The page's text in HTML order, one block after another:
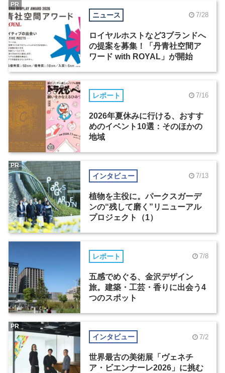
ニュース 7/28
ロイヤルホストなど3ブランドへ
の提案を募集！「丹青社空間ア
ワード with ROYAL」が開始
PR
レポート 7/16
2026年夏休みに行ける、おすす
めのイベント10選：そのほかの
地域
インタビュー 7/13
植物を主役に。パークスガーデ
ンの“残して磨く”リニューアル
プロジェクト（1）
PR
レポート 7/8
五感でめぐる、金沢デザイン
旅。建築・工芸・香りに出会う4
つのスポット
インタビュー 7/2
世界最古の美術展「ヴェネチ
ア・ビエンナーレ2026」に挑む
PR